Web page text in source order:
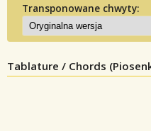
Transponowane chwyty:
Tablature / Chords